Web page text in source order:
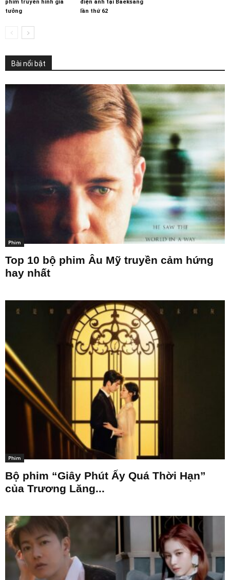
phim truyền hình giả
tưởng
điện ảnh tại Baeksang
lần thứ 62
Bài nổi bật
Phim
Top 10 bộ phim Âu Mỹ truyền cảm hứng
hay nhất
Phim
Bộ phim “Giây Phút Ấy Quá Thời Hạn”
của Trương Lăng...